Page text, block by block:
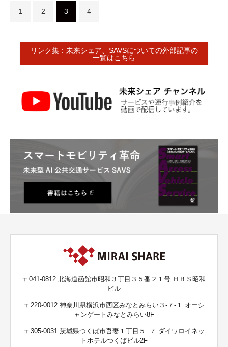
1 2 3 4
リンク集：未来シェア、SAVSについての外部記事の
一覧はこちら
〒041-0812 北海道函館市昭和３丁目３５番２１号 ＨＢＳ昭和
ビル
〒220-0012 神奈川県横浜市西区みなとみらい３-７-１ オーシ
ャンゲートみなとみらい8F
〒305-0031 茨城県つくば市吾妻１丁目５−７ ダイワロイネッ
トホテルつくばビル2F